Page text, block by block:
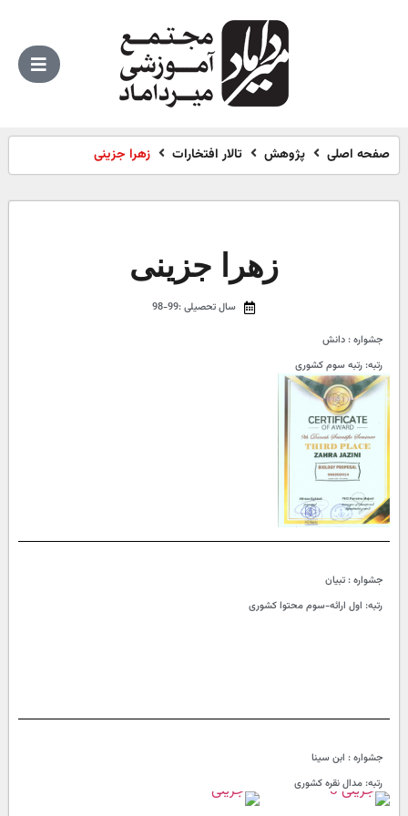
صفحه اصلی پژوهش تالار افتخارات زهرا جزینی
زهرا جزینی
سال تحصیلی :99-98
جشواره : دانش
رتبه: رتبه سوم کشوری
جشواره : تبیان
رتبه: اول ارائه-سوم محتوا کشوری
جشواره : ابن سینا
رتبه: مدال نقره کشوری